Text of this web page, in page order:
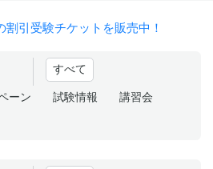
引受験チケットを販売中！
すべて
ーン 試験情報
講習会